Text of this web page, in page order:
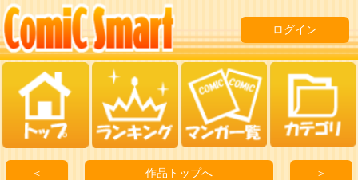
ログイン
＜ 作品トップへ ＞